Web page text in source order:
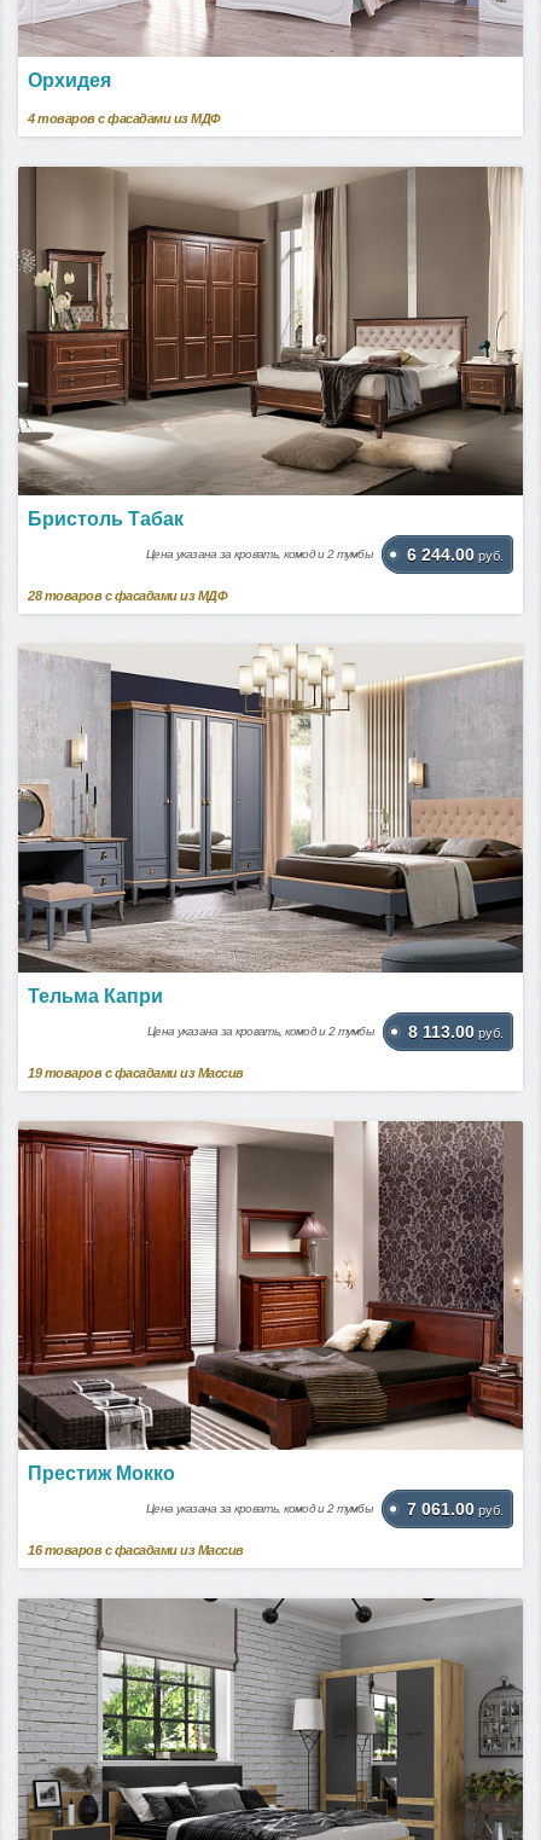
Орхидея
4 товаров с фасадами из МДФ
Бристоль Табак
Цена указана за кровать, комод и 2 тумбы 6 244.00 руб.
28 товаров с фасадами из МДФ
Тельма Капри
Цена указана за кровать, комод и 2 тумбы 8 113.00 руб.
19 товаров с фасадами из Массив
Престиж Мокко
Цена указана за кровать, комод и 2 тумбы 7 061.00 руб.
16 товаров с фасадами из Массив